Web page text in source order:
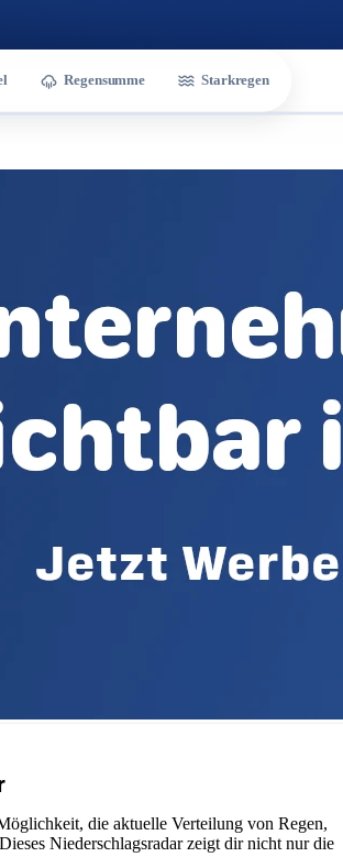
Regensumme Starkregen
die aktuelle Verteilung von Regen,
Niederschlagsradar zeigt dir nicht nur die